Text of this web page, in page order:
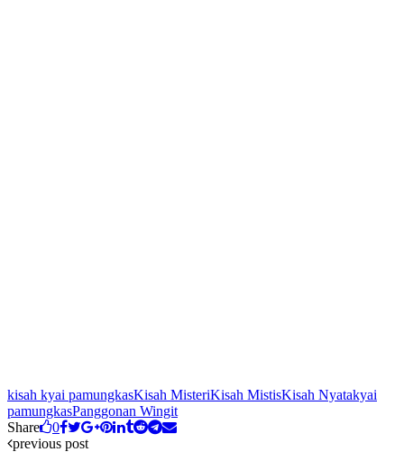
kisah kyai pamungkasKisah MisteriKisah MistisKisah Nyatakyai
pamungkasPanggonan Wingit
Share
0
previous post